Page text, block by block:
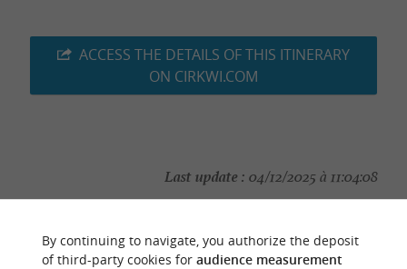
ACCESS THE DETAILS OF THIS ITINERARY
ON CIRKWI.COM
Last update : 04/12/2025 à 11:04:08
Photo credit :OT Les Herbiers - C.Bodin
By continuing to navigate, you authorize the deposit
of third-party cookies for audience measurement